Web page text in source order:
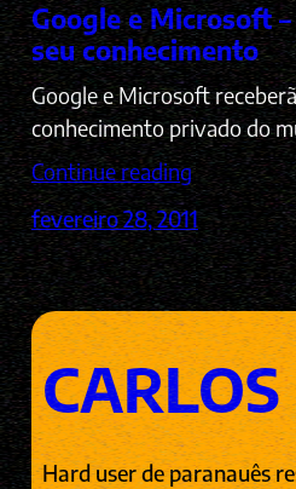
Google e Microsoft
seu conhecimento
Google e Microsoft
conhecimento privado do
Continue reading
fevereiro 28, 2011
Hard user de paranauês